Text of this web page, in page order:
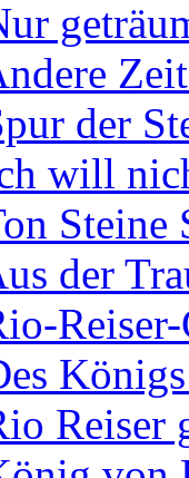
der
will
Steine
der
Reiser